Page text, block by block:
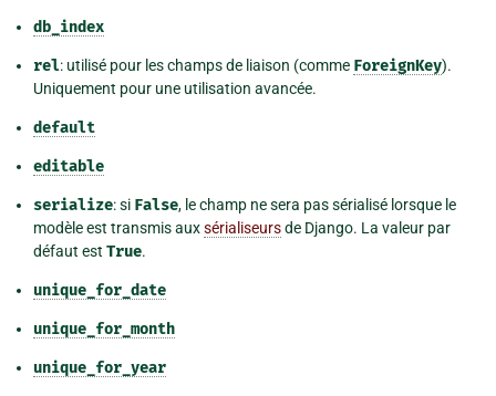
db_index
rel: utilisé pour les champs de liaison (comme ForeignKey).
Uniquement pour une utilisation avancée.
default
editable
serialize: si False, le champ ne sera pas sérialisé lorsque le
modèle est transmis auxsérialiseursde Django. La valeur par
défaut est True.
unique_for_date
unique_for_month
unique_for_year